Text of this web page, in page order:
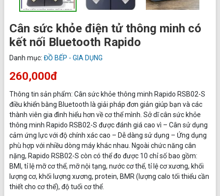
Cân sức khỏe điện tử thông minh có
kết nối Bluetooth Rapido
Danh mục: ĐỒ BẾP - GIA DỤNG
260,000đ
Thông tin sản phẩm: Cân sức khỏe thông minh Rapido RSB02-S
điều khiển bằng Bluetooth là giải pháp đơn giản giúp bạn và các
thành viên gia đình hiểu hơn về cơ thể mình. Sở dĩ cân sức khỏe
thông minh Rapido RSB02-S được đánh giá cao vì – Cân sử dụng
cảm ứng lực với độ chính xác cao – Dễ dàng sử dụng – Ứng dụng
phù hợp với nhiều dòng máy khác nhau. Ngoài chức năng cân
nặng, Rapido RSB02-S còn có thể đo được 10 chỉ số bao gồm:
BMI, tỉ lệ mỡ cơ thể, mỡ nội tạng, nước cơ thể, tỉ lệ cơ xương, khối
lượng cơ, khối lượng xương, protein, BMR (lượng calo tối thiểu cần
thiết cho cơ thể), độ tuổi cơ thể.